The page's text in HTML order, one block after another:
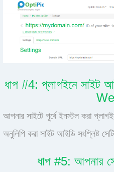
ধাপ #4: প্লাগইনে সাইট
আপনার সাইটে পূর্বে ইনস্টল করা
অনুলিপি করা সাইট আইডি সংশ্লিষ্ট
ধাপ #5: আপনার